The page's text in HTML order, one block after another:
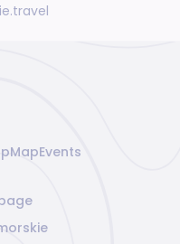
MapEvents